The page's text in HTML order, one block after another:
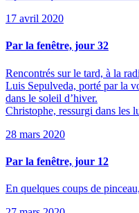
17 avril 2020
Par la fenêtre, jour 32
Rencontrés sur le tard, à la
Luis Sepulveda, porté par la
dans le soleil d’hiver.
Christophe, ressurgi dans les
28 mars 2020
Par la fenêtre, jour 12
En quelques coups de